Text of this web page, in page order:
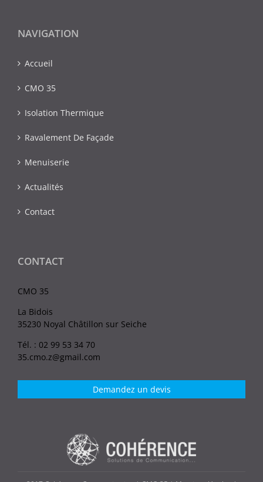
NAVIGATION
Accueil
CMO 35
Isolation Thermique
Ravalement De Façade
Menuiserie
Actualités
Contact
CONTACT
CMO 35
La Bidois
35230 Noyal Châtillon sur Seiche
Tél. : 02 99 53 34 70
35.cmo.z@gmail.com
Demandez un devis